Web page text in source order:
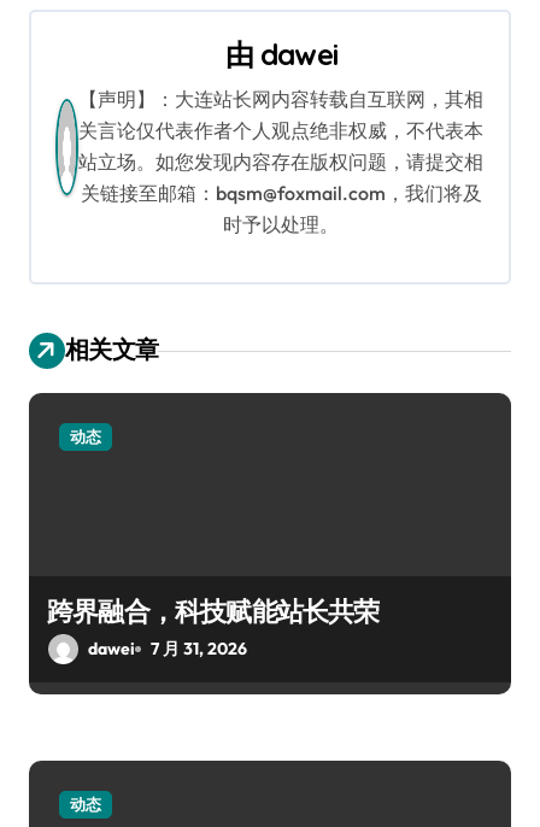
由 dawei
【声明】：大连站长网内容转载自互联网，其相
关言论仅代表作者个人观点绝非权威，不代表本
站立场。如您发现内容存在版权问题，请提交相
关链接至邮箱：bqsm@foxmail.com，我们将及
时予以处理。
相关文章
动态
跨界融合，科技赋能站长共荣
dawei 7 月 31, 2026
动态